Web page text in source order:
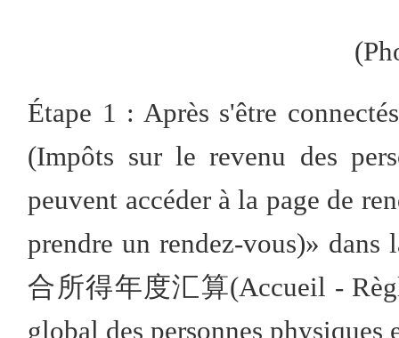
Étape 1 : Après s'être
(Impôts sur le revenu des
peuvent accéder à la page de
prendre un rendez-vous)»
合所得年度汇算(Accueil -
global des personnes